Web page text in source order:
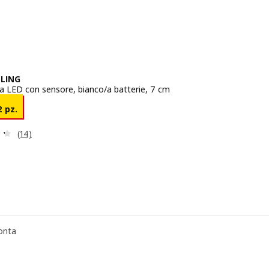
LED con sensore, bianco/a batterie, 7 cm
pz.€ 4,95/2 pz.
Recensione: 4.3 fuori da 5 stelle. Totale recensioni:
(14)